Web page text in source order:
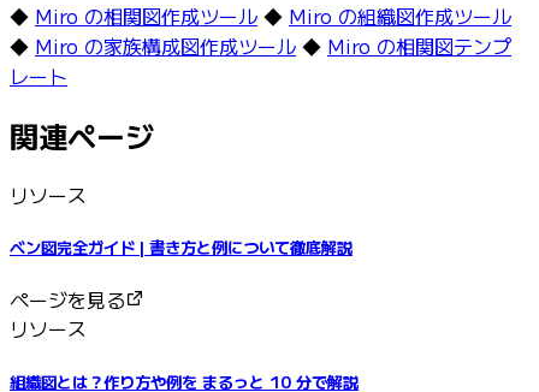
◆ Miro の相関図作成ツール ◆ Miro の組織図作成ツール
◆ Miro の家族構成図作成ツール ◆ Miro の相関図テンプ
レート
関連ページ
リソース
ベン図完全ガイド | 書き方と例について徹底解説
ページを見る
リソース
組織図とは？作り方や例を まるっと 10 分で解説